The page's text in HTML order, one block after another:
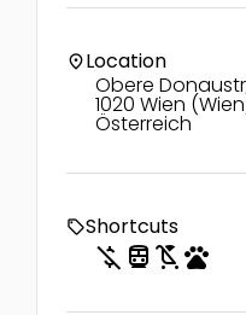
location_onLocation
Obere
1020 Wien
Österreich
local_offerShortcuts
money_off directions_transit child_friendlypets